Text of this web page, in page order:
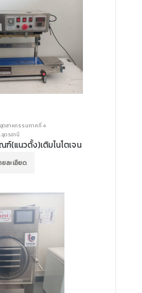
ตสาหกรรมภาคที่ 4
อุดรธานี
(แนวตั้ง)เติมไนโตเจน
ยละเอียด